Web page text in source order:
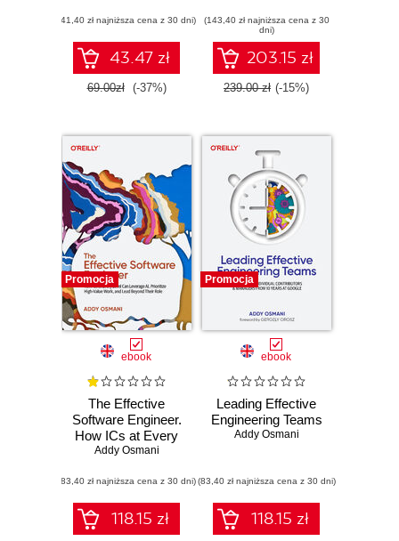
Reacta. Wydanie II
(41,40 zł najniższa cena z 30 dni)
43.47 zł
69.00zł (-37%)
Generated
Applications
(143,40 zł najniższa cena z 30
dni)
203.15 zł
239.00 zł (-15%)
Promocja
ebook
The Effective
Software Engineer.
How ICs at Every
Level Can
Prioritize High-
Value Work, and
Lead Beyond Their
Role
Addy Osmani
(83,40 zł najniższa cena z 30 dni)
118.15 zł
Promocja
ebook
Leading Effective
Engineering Teams
Addy Osmani
(83,40 zł najniższa cena z 30 dni)
118.15 zł